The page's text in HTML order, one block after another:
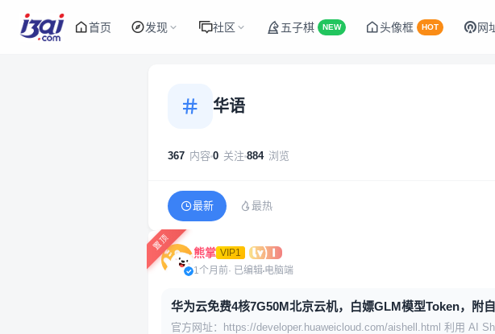
首页 发现 社区 五子棋 NEW 头像框 HOT 网
华语
367 内容 0 关注 884 浏览
最新 最热
熊掌 VIP1
1个月前· 已编辑 电脑端
华为云免费4核7G50M北京云机，白嫖GLM模型Token，附
官方网址：https://developer.huaweicloud.com/aishell.html 利用 AI